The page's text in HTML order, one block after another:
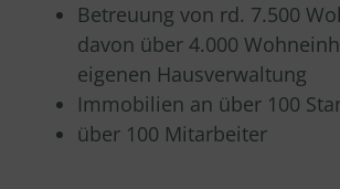
Betreuung von rd. 7.500
davon über 4.000
eigenen Hausverwaltung
Immobilien an über 100
über 100 Mitarbeiter